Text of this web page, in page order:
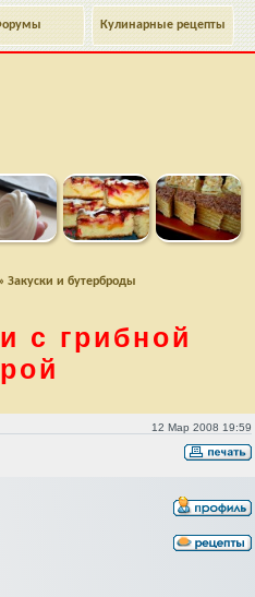
Кулинарные рецепты
» Закуски и бутерброды
с грибной
12 Мар 2008 19:59